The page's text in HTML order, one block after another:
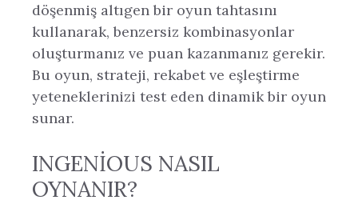
döşenmiş altıgen bir oyun tahtasını
kullanarak, benzersiz kombinasyonlar
oluşturmanız ve puan kazanmanız gerekir.
Bu oyun, strateji, rekabet ve eşleştirme
yeteneklerinizi test eden dinamik bir oyun
sunar.
INGENIOUS NASIL
OYNANIR?